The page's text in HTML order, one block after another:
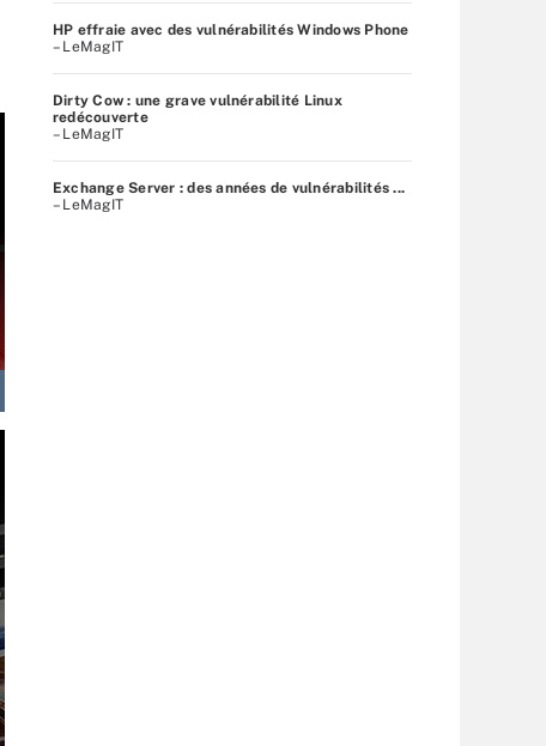
HP effraie avec des vulnérabilités Windows Phone
– LeMagIT
Dirty Cow : une grave vulnérabilité Linux
redécouverte
– LeMagIT
Exchange Server : des années de vulnérabilités ...
– LeMagIT